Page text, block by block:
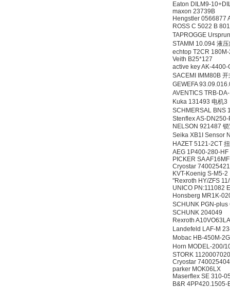
Eaton DILM9-
maxon 23739B
Hengstler 0566877
ROSS C 5022 B
TAPROGGE
STAMM 10.094 液
echtop T2CR
Veith B25*127
active key AK-4400-
SACEMI IMM80B
GEWEFA
AVENTICS TRB-
Kuka 131493 电机3
SCHMERSAL BNS
Stenflex AS-
NELSON 921487
Seika XB1I Sensor
HAZET 5121-2CT
AEG 1P400-280-HF
PICKER SA
Cryostar
KVT-Koenig S-M5-2
"Rexroth HY/ZFS
UNICO PN:111082
Honsberg MR1K-
SCHUNK PGN-
SCHUNK 204049
Rexroth
Landefeld LAF-M
Mobac HB-450M-
Horn MODEL-200/
STORK
Cryostar
parker MOK06LX
Maserflex SE 310-
B&R 4PP420.1505-